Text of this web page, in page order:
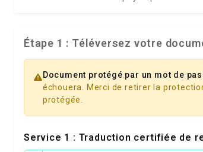
Étape 1 : Téléversez votre
Document protégé par un mot de
échouera. Merci de retirer la
protégée.
Service 1 : Traduction certifiée de